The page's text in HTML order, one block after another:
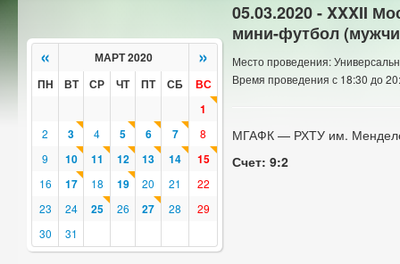
« МАРТ 2020 »
ПН ВТ СР ЧТ ПТ СБ
ВС
1
2 3 4 5 6 7
8
9
10 11 12 13 14 15
16 17 18 19 20 21
22
23
24 25 26 27 28
29
30
31
05.03.2020 - XXXII
мини-футбол
Место проведения:
Время проведения с 18:30 до
МГАФК — РХТУ им.
Счет: 9:2